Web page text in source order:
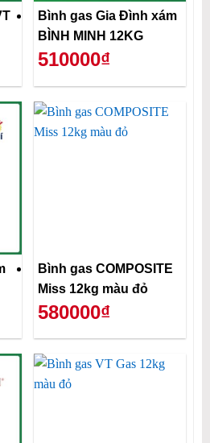
Bình gas Gia Đình xám
BÌNH MINH 12KG
510000₫
Bình gas COMPOSITE
Miss 12kg màu đỏ
580000₫